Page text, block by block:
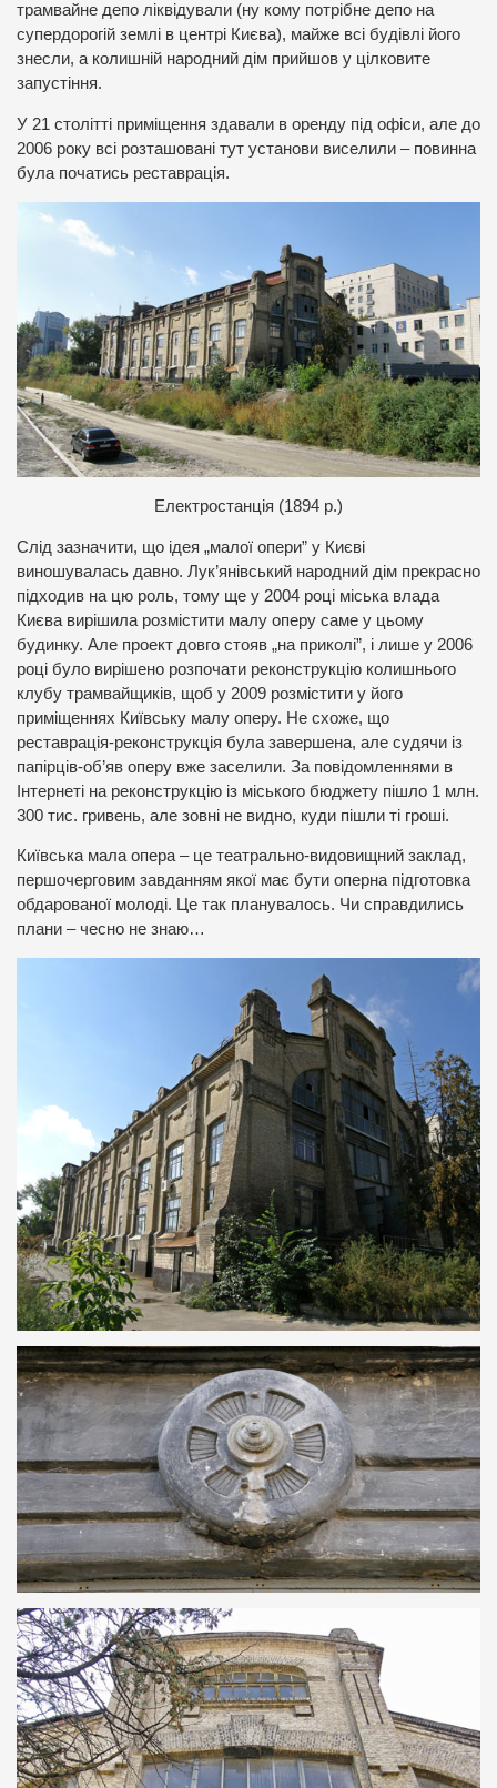
трамвайне депо ліквідували (ну кому потрібне депо на
супердорогій землі в центрі Києва), майже всі будівлі його
знесли, а колишній народний дім прийшов у цілковите
запустіння.
У 21 столітті приміщення здавали в оренду під офіси, але до
2006 року всі розташовані тут установи виселили – повинна
була початись реставрація.
Електростанція (1894 р.)
Слід зазначити, що ідея „малої опери” у Києві
виношувалась давно. Лук’янівський народний дім прекрасно
підходив на цю роль, тому ще у 2004 році міська влада
Києва вирішила розмістити малу оперу саме у цьому
будинку. Але проект довго стояв „на приколі”, і лише у 2006
році було вирішено розпочати реконструкцію колишнього
клубу трамвайщиків, щоб у 2009 розмістити у його
приміщеннях Київську малу оперу. Не схоже, що
реставрація-реконструкція була завершена, але судячи із
папірців-об’яв оперу вже заселили. За повідомленнями в
Інтернеті на реконструкцію із міського бюджету пішло 1 млн.
300 тис. гривень, але зовні не видно, куди пішли ті гроші.
Київська мала опера – це театрально-видовищний заклад,
першочерговим завданням якої має бути оперна підготовка
обдарованої молоді. Це так планувалось. Чи справдились
плани – чесно не знаю…